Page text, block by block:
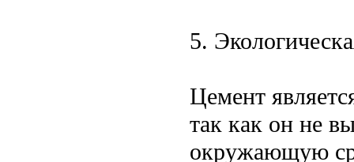
5.
Цемент
так как он не
окружающую